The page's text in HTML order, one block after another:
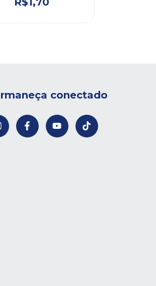
conectado